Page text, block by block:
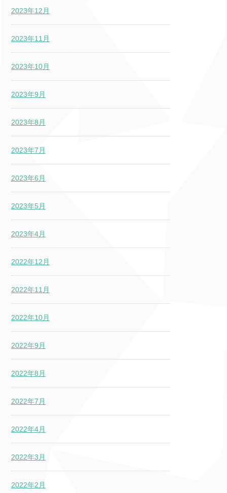
2023年12月
2023年11月
2023年10月
2023年9月
2023年8月
2023年7月
2023年6月
2023年5月
2023年4月
2022年12月
2022年11月
2022年10月
2022年9月
2022年8月
2022年7月
2022年4月
2022年3月
2022年2月